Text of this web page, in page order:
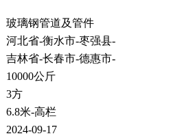
玻璃钢管道及管件
河北省-衡水市-枣强县-
吉林省-长春市-德惠市-
10000公斤
3方
6.8米-高栏
2024-09-17